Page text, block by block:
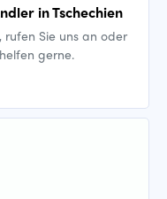
in Tschechien
rufen Sie uns an oder
gerne.